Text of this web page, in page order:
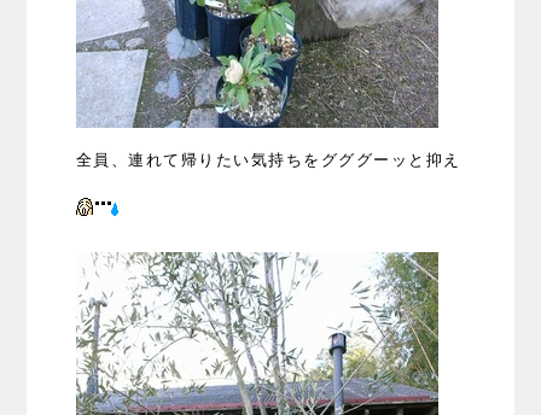
全員、連れて帰りたい気持ちをグググーッと抑え